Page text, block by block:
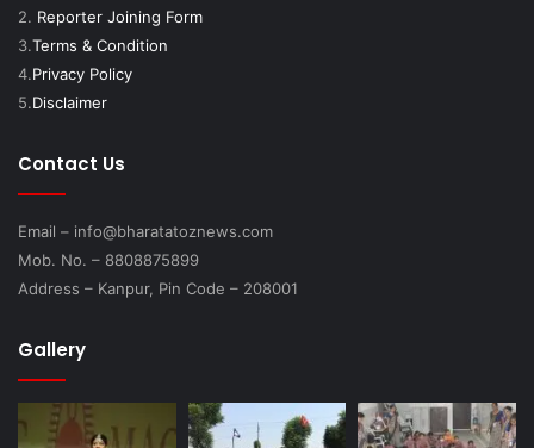
2. Reporter Joining Form
3.Terms & Condition
4.Privacy Policy
5.Disclaimer
Contact Us
Email – info@bharatatoznews.com
Mob. No. – 8808875899
Address – Kanpur, Pin Code – 208001
Gallery